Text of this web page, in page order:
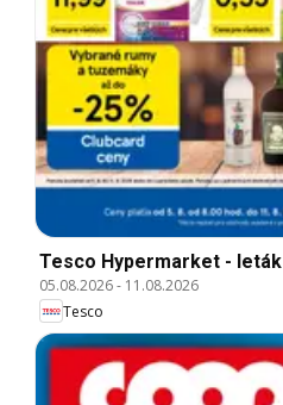
Tesco Hypermarket - leták
05.08.2026- 11.08.2026
Tesco